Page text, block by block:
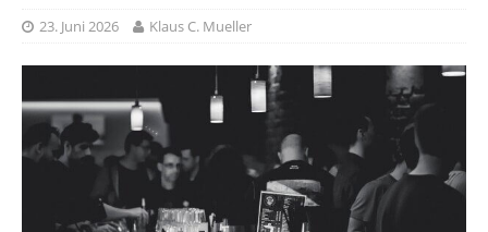
23. Juni 2026 Klaus C. Mueller